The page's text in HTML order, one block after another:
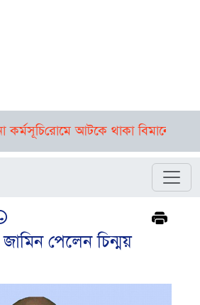
রোমে আটকে থাকা বিমানের ফ্লাইট
জামিন পেলেন চিন্ময়